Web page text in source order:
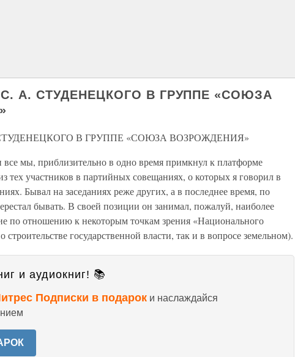
А. СТУДЕНЕЦКОГО В ГРУППЕ «СОЮЗА
В ГРУППЕ «СОЮЗА ВОЗРОЖДЕНИЯ»
мы, приблизительно в одно время примкнул к платформе
тех участников в партийных совещаниях, о которых я говорил в
Бывал на заседаниях реже других, а в последнее время, по
бывать. В своей позиции он занимал, пожалуй, наиболее
по отношению к некоторым точкам зрения «Национального
строительстве государственной власти, так и в вопросе земельном).
и аудиокниг! 📚
Подписки в подарок и наслаждайся